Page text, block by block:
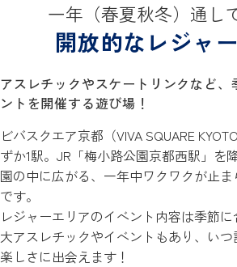
一年（春夏秋冬）通し
開放的なレジャ
アスレチックやスケートリンクなど、
ントを開催する遊び場！
ビバスクエア京都（VIVA SQUARE
ずか1駅。JR「梅小路公園京都西駅」を
園の中に広がる、一年中ワクワクが止
です。
レジャーエリアのイベント内容は季節
大アスレチックやイベントもあり、い
楽しさに出会えます！